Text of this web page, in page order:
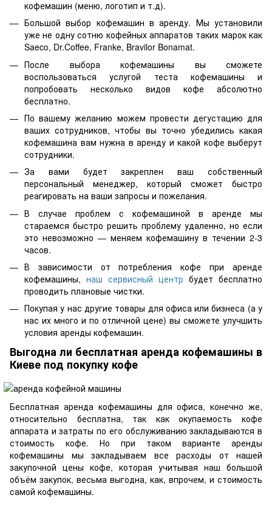
кофемашин (меню, логотип и т.д).
Большой выбор кофемашин в аренду. Мы установили
уже не одну сотню кофейных аппаратов таких марок как
Saeco, Dr.Coffee, Franke, Bravilor Bonamat.
После выбора кофемашины вы сможете
воспользоваться услугой теста кофемашины и
попробовать несколько видов кофе абсолютно
бесплатно.
По вашему желанию можем провести дегустацию для
ваших сотрудников, чтобы вы точно убедились какая
кофемашина вам нужна в аренду и какой кофе выберут
сотрудники.
За вами будет закреплен ваш собственный
персональный менеджер, который сможет быстро
реагировать на ваши запросы и пожелания.
В случае проблем с кофемашиной в аренде мы
стараемся быстро решить проблему удаленно, но если
это невозможно — меняем кофемашину в течении 2-3
часов.
В зависимости от потребления кофе при аренде
кофемашины, наш сервисный центр будет бесплатно
проводить плановые чистки.
Покупая у нас другие товары для офиса или бизнеса (а у
нас их много и по отличной цене) вы сможете улучшить
условия аренды кофемашин.
Выгодна ли бесплатная аренда кофемашины в
Киеве под покупку кофе
Бесплатная аренда кофемашины для офиса, конечно же,
относительно бесплатна, так как окупаемость кофе
аппарата и затраты по его обслуживанию закладываются в
стоимость кофе. Но при таком варианте аренды
кофемашины мы закладываем все расходы от нашей
закупочной цены кофе, которая учитывая наш большой
объём закупок, весьма выгодна, как, впрочем, и стоимость
самой кофемашины.